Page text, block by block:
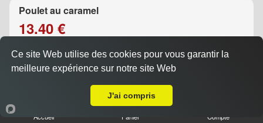
Poulet au caramel
13.40 €
Accueil Panier Compte
Ce site Web utilise des cookies pour vous garantir la
meilleure expérience sur notre site Web
J'ai compris